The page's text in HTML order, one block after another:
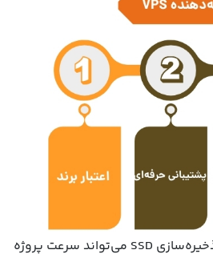
: پردازنده قدرتمند، رم کافی و فضای ذخیره‌سازی SSD می‌تواند سرعت پروژه